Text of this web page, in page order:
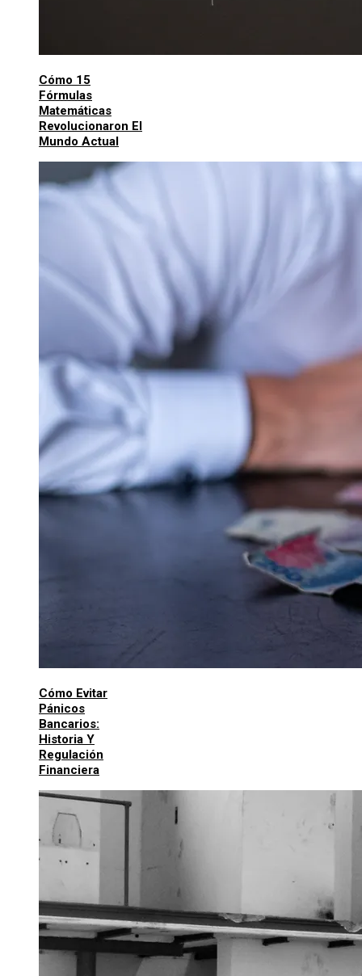
Cómo 15
Fórmulas
Matemáticas
Revolucionaron El
Mundo Actual
Cómo Evitar
Pánicos
Bancarios:
Historia Y
Regulación
Financiera